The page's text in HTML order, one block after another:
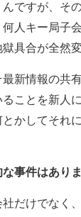
ですが、そ
人キー局子
具合が全然
新情報の共
ことを新人
かしてそれ
事件はありま
社だけでなく